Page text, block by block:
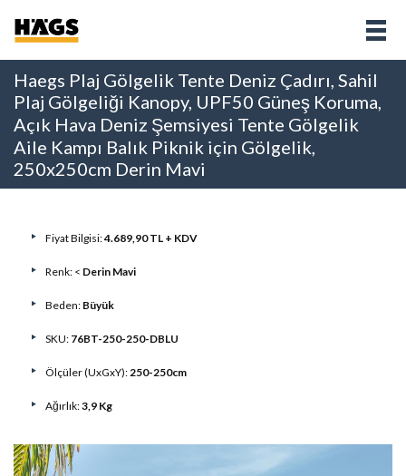
Haegs Plaj Gölgelik Tente Deniz Çadırı, Sahil
Plaj Gölgeliği Kanopy, UPF50 Güneş Koruma,
Açık Hava Deniz Şemsiyesi Tente Gölgelik
Aile Kampı Balık Piknik için Gölgelik,
250x250cm Derin Mavi
Fiyat Bilgisi:4.689,90 TL + KDV
Renk: < Derin Mavi
Beden: Büyük
SKU: 76BT-250-250-DBLU
Ölçüler (UxGxY):250-250cm
Ağırlık:3,9 Kg